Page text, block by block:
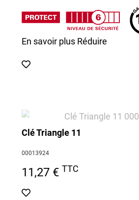
En savoir plus Réduire
Clé Triangle 11
00013924
11,27 € TTC